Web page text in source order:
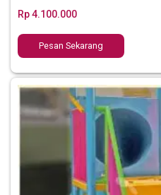
Rp4.100.000
Pesan Sekarang